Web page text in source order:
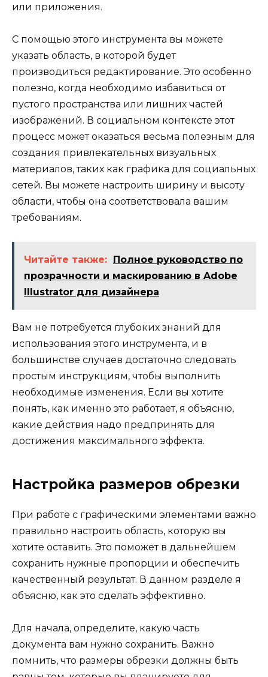
или приложения.
С помощью этого инструмента вы можете
указать область, в которой будет
производиться редактирование. Это особенно
полезно, когда необходимо избавиться от
пустого пространства или лишних частей
изображений. В социальном контексте этот
процесс может оказаться весьма полезным для
создания привлекательных визуальных
материалов, таких как графика для социальных
сетей. Вы можете настроить ширину и высоту
области, чтобы она соответствовала вашим
требованиям.
Читайте также: Полное руководство по
прозрачности и маскированию в Adobe
Illustrator для дизайнера
Вам не потребуется глубоких знаний для
использования этого инструмента, и в
большинстве случаев достаточно следовать
простым инструкциям, чтобы выполнить
необходимые изменения. Если вы хотите
понять, как именно это работает, я объясню,
какие действия надо предпринять для
достижения максимального эффекта.
Настройка размеров обрезки
При работе с графическими элементами важно
правильно настроить область, которую вы
хотите оставить. Это поможет в дальнейшем
сохранить нужные пропорции и обеспечить
качественный результат. В данном разделе я
объясню, как это сделать эффективно.
Для начала, определите, какую часть
документа вам нужно сохранить. Важно
помнить, что размеры обрезки должны быть